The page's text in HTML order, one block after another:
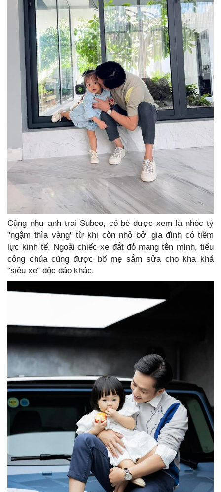
Cũng như anh trai Subeo, cô bé được xem là nhóc tỳ
"ngậm thìa vàng" từ khi còn nhỏ bởi gia đình có tiềm
lực kinh tế. Ngoài chiếc xe đắt đỏ mang tên mình, tiểu
công chúa cũng được bố mẹ sắm sửa cho kha khá
"siêu xe" độc đáo khác.